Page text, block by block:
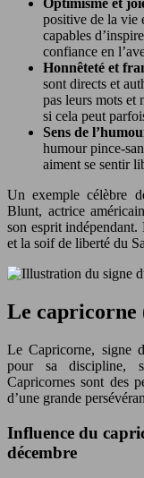
Optimisme et
positive de la vie
capables
confiance en
Honnêteté et
sont directs et
pas leurs mots et
si cela peut
Sens de
humour pince-
aiment se sentir
Un exemple célèbre
Blunt, actrice
son esprit
et la soif de liberté du
Le capricorne
Le Capricorne, signe
pour sa discipline,
Capricornes sont des
d’une grande
Influence du
décembre